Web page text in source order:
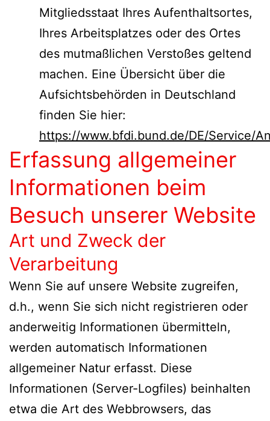
Mitgliedsstaat Ihres Aufenthaltsortes,
Ihres Arbeitsplatzes oder des Ortes
des mutmaßlichen Verstoßes geltend
machen. Eine Übersicht über die
Aufsichtsbehörden in Deutschland
finden Sie hier:
https://www.bfdi.bund.de/DE/Service/
Erfassung allgemeiner
Informationen beim
Besuch unserer Website
Art und Zweck der
Verarbeitung
Wenn Sie auf unsere Website zugreifen,
d.h., wenn Sie sich nicht registrieren oder
anderweitig Informationen übermitteln,
werden automatisch Informationen
allgemeiner Natur erfasst. Diese
Informationen (Server-Logfiles) beinhalten
etwa die Art des Webbrowsers, das